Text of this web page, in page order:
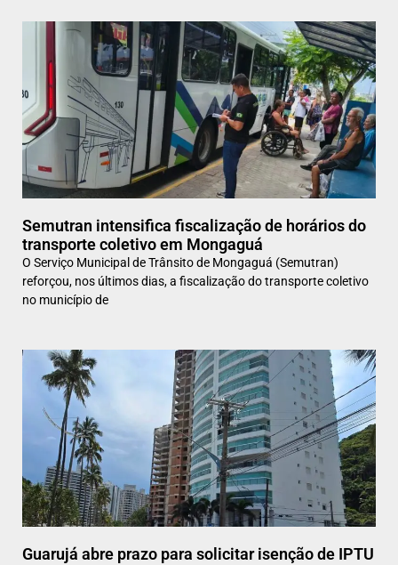
Semutran intensifica fiscalização de horários do
transporte coletivo em Mongaguá
O Serviço Municipal de Trânsito de Mongaguá (Semutran)
reforçou, nos últimos dias, a fiscalização do transporte coletivo
no município de
Guarujá abre prazo para solicitar isenção de IPTU